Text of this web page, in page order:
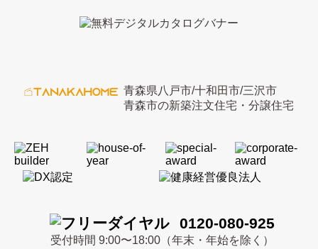
青森県八戸市/十和田市/三沢市
青森市の新築注文住宅・分譲住宅
0120-080-925
受付時間 9:00〜18:00（年末・年始を除く）